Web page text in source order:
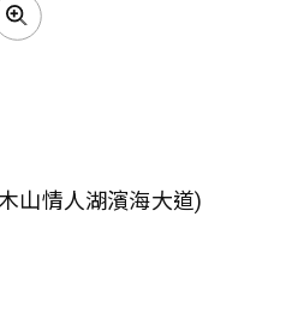
山情人湖濱海大道)